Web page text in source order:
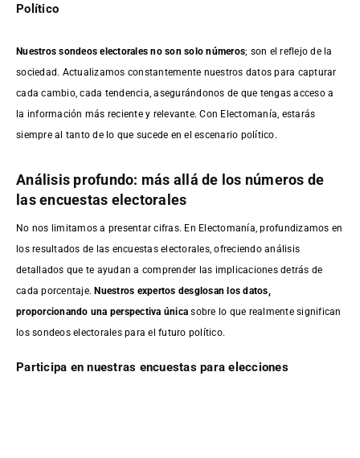
Político
Nuestros sondeos electorales no son solo números; son el reflejo de la
sociedad. Actualizamos constantemente nuestros datos para capturar
cada cambio, cada tendencia, asegurándonos de que tengas acceso a
la información más reciente y relevante. Con Electomanía, estarás
siempre al tanto de lo que sucede en el escenario político.
Análisis profundo: más allá de los números de
las encuestas electorales
No nos limitamos a presentar cifras. En Electomanía, profundizamos en
los resultados de las encuestas electorales, ofreciendo análisis
detallados que te ayudan a comprender las implicaciones detrás de
cada porcentaje.Nuestros expertos desglosan los datos,
proporcionando una perspectiva única sobre lo que realmente significan
los sondeos electorales para el futuro político.
Participa en nuestras encuestas para elecciones